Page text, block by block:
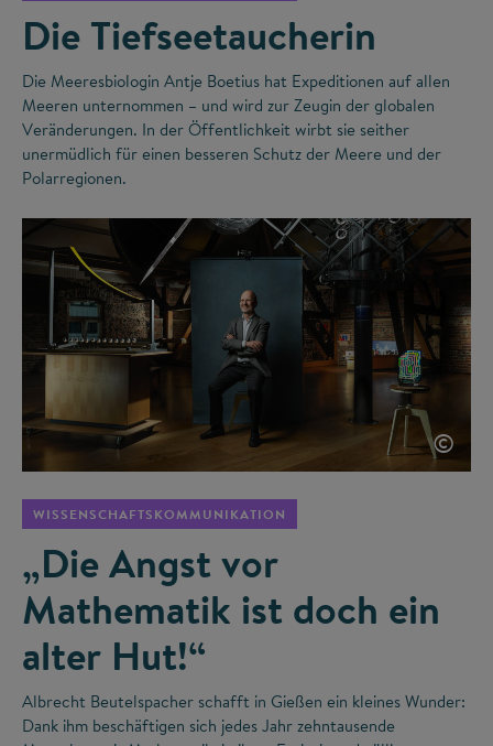
Die Tiefseetaucherin
Die Meeresbiologin Antje Boetius hat Expeditionen auf allen
Meeren unternommen – und wird zur Zeugin der globalen
Veränderungen. In der Öffentlichkeit wirbt sie seither
unermüdlich für einen besseren Schutz der Meere und der
Polarregionen.
©
WISSENSCHAFTSKOMMUNIKATION
„Die Angst vor
Mathematik ist doch ein
alter Hut!“
Albrecht Beutelspacher schafft in Gießen ein kleines Wunder:
Dank ihm beschäftigen sich jedes Jahr zehntausende